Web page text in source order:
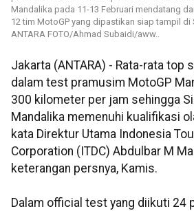
Mandalika pada 11-13 Februari mendatang
12 tim MotoGP yang dipastikan siap tampil di
ANTARA FOTO/Ahmad Subaidi/aww..
Jakarta (ANTARA) - Rata-rata top
dalam test pramusim MotoGP
300 kilometer per jam sehingga
Mandalika memenuhi kualifikasi
kata Direktur Utama Indonesia
Corporation (ITDC) Abdulbar M
keterangan persnya, Kamis.
Dalam official test yang diikuti 24